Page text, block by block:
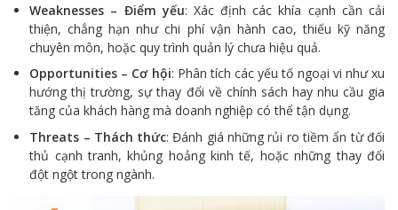
Weaknesses – Điểm yếu: Xác định các khía cạnh cần cải
thiện, chẳng hạn như chi phí vận hành cao, thiếu kỹ năng
chuyên môn, hoặc quy trình quản lý chưa hiệu quả.
Opportunities – Cơ hội: Phân tích các yếu tố ngoại vi như xu
hướng thị trường, sự thay đổi về chính sách hay nhu cầu gia
tăng của khách hàng mà doanh nghiệp có thể tận dụng.
Threats – Thách thức: Đánh giá những rủi ro tiềm ẩn từ đối
thủ cạnh tranh, khủng hoảng kinh tế, hoặc những thay đổi
đột ngột trong ngành.